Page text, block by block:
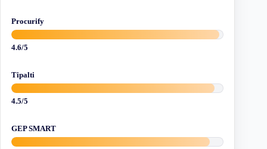
Procurify
4.6/5
Tipalti
4.5/5
GEP SMART